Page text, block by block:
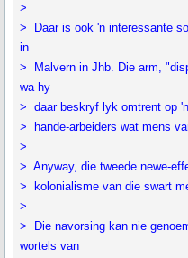
>
> Daar is ook 'n interessante
in
> Malvern in Jhb. Die arm,
wa hy
> daar beskryf lyk omtrent op
> hande-arbeiders wat mens
>
> Anyway, die tweede newe-
> kolonialisme van die swart
>
> Die navorsing kan nie
wortels van